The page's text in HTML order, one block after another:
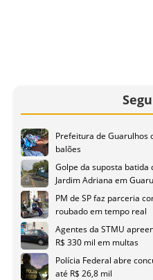
Prefeitura de Guarulhos
balões
Golpe da suposta
Jardim Adriana em
PM de SP faz parceria
roubado em tempo real
Agentes da STMU
R$ 330 mil em multas
Polícia Federal abre
até R$ 26,8 mil